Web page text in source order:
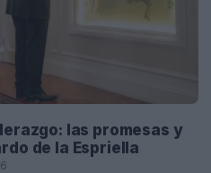
las promesas y
de la Espriella